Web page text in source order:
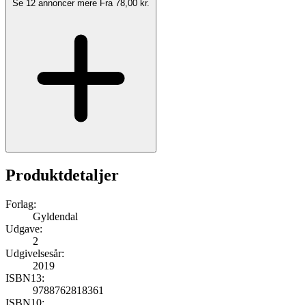
Se 12 annoncer mere Fra 78,00 kr.
Produktdetaljer
Forlag:
Gyldendal
Udgave:
2
Udgivelsesår:
2019
ISBN13:
9788762818361
ISBN10: